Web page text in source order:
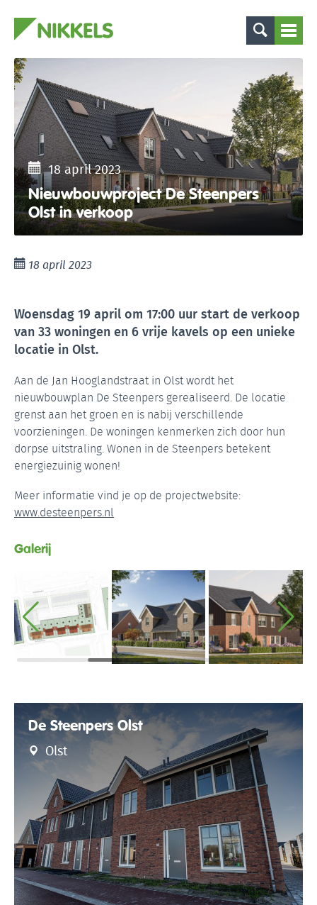
18 april 2023
Nieuwbouwproject De Steenpers
Olst in verkoop
18 april 2023
Woensdag 19 april om 17:00 uur start de verkoop
van 33 woningen en 6 vrije kavels op een unieke
locatie in Olst.
Aan de Jan Hooglandstraat in Olst wordt het
nieuwbouwplan De Steenpers gerealiseerd. De locatie
grenst aan het groen en is nabij verschillende
voorzieningen. De woningen kenmerken zich door hun
dorpse uitstraling. Wonen in de Steenpers betekent
energiezuinig wonen!
Meer informatie vind je op de projectwebsite:
www.desteenpers.nl
Galerij
De Steenpers Olst
Olst